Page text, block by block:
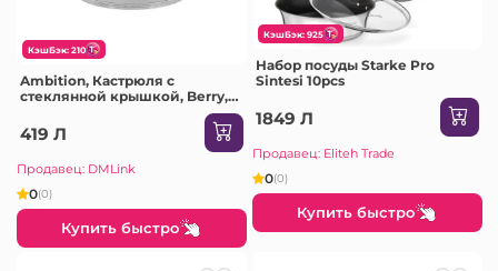
КэшБэк: 210
Ambition, Кастрюля с
стеклянной крышкой, Berry,
22 см, 4.8 л, нержавеющая
сталь, закаленное стекло
419 Л
Продавец: DMLink
0(0)
Купить быстро
КэшБэк: 925
Набор посуды Starke Pro
Sintesi 10pcs
1849 Л
Продавец: Eliteh Trade
0(0)
Купить быстро